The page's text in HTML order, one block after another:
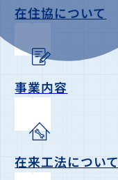
在住協について
事業内容
在来工法について